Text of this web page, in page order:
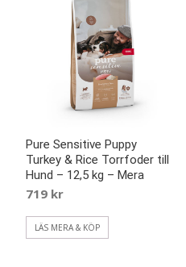
Pure Sensitive Puppy
Turkey & Rice Torrfoder till
Hund – 12,5 kg – Mera
719 kr
LÄS MERA & KÖP